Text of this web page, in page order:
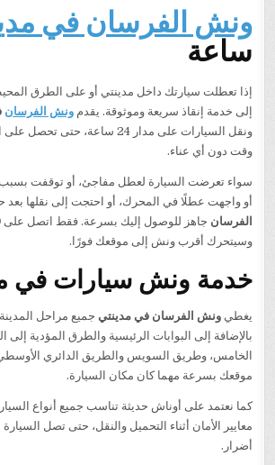
ونش الفرسان في
ساعة
إذا تعطلت سيارتك داخل مدينتي أو على الطرق
إلى خدمة إنقاذ سريعة وموثوقة. يقدمونش الفرسان
ونقل السيارات على مدار 24 ساعة،
وقت دون أي عناء.
سواء تعرضت السيارة لعطل مفاجئ، أو توقفت بسبب
أو واجهت عطلًا في المحرك، أو احتجت إلى نقلها
الفرسان جاهز للوصول إليك بسرعة. فقط اتصل على
وسيتحرك أقرب ونش إلى موقعك فورًا.
خدمة ونش سيارات في
يغطيونش الفرسان في مدينتي جميع مراحل المدينة
بالإضافة إلى البوابات الرئيسية والطرق المؤدية إلى
الخامس، وطريق السويس والطريق الدائري
موقعك بسرعة مهما كان مكان السيارة.
كما نعتمد على أوناش حديثة تناسب جميع أنواع
معايير الأمان أثناء التحميل والنقل، حتى تصل
أضرار.